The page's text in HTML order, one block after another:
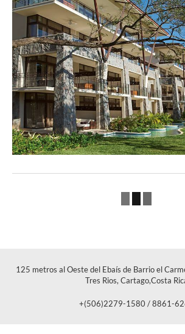
125 metros al Oeste del Ebaís de Barrio el
Tres Rios, Cartago,Costa
+(506)2279-1580 / 8861-